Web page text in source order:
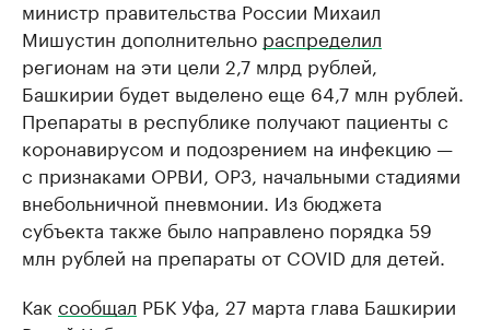
министр правительства России Михаил
Мишустин дополнительно распределил
регионам на эти цели 2,7 млрд рублей,
Башкирии будет выделено еще 64,7 млн рублей.
Препараты в республике получают пациенты с
коронавирусом и подозрением на инфекцию —
с признаками ОРВИ, ОРЗ, начальными стадиями
внебольничной пневмонии. Из бюджета
субъекта также было направлено порядка 59
млн рублей на препараты от COVID для детей.
Как сообщал РБК Уфа, 27 марта глава Башкирии